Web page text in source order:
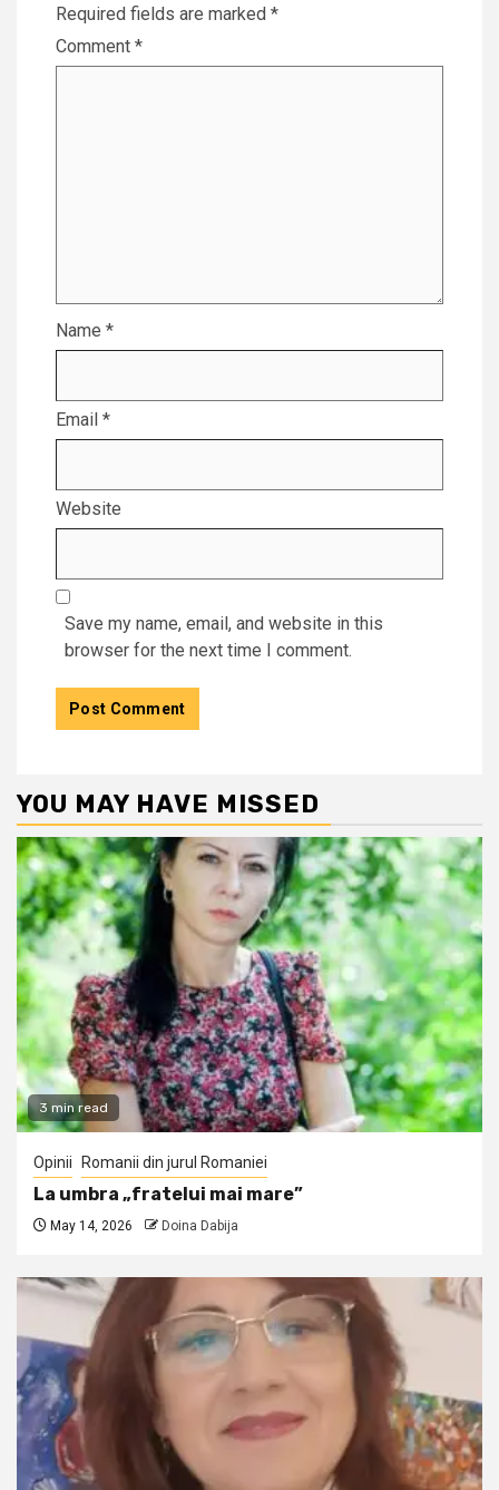
Required fields are marked *
Comment *
Name *
Email *
Website
Save my name, email, and website in this
browser for the next time I comment.
YOU MAY HAVE MISSED
3 min read
Opinii Romanii din jurul Romaniei
La umbra „fratelui mai mare”
May 14, 2026 Doina Dabija